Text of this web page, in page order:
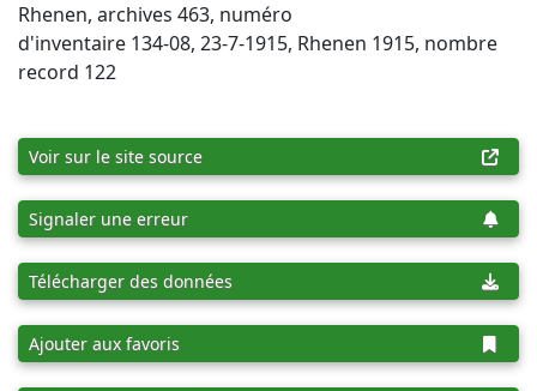
Rhenen, archives 463, numéro
d'inventaire 134-08, 23-7-1915, Rhenen 1915, nombre
record 122
Voir sur le site source
Signaler une erreur
Télécharger des données
Ajouter aux favoris